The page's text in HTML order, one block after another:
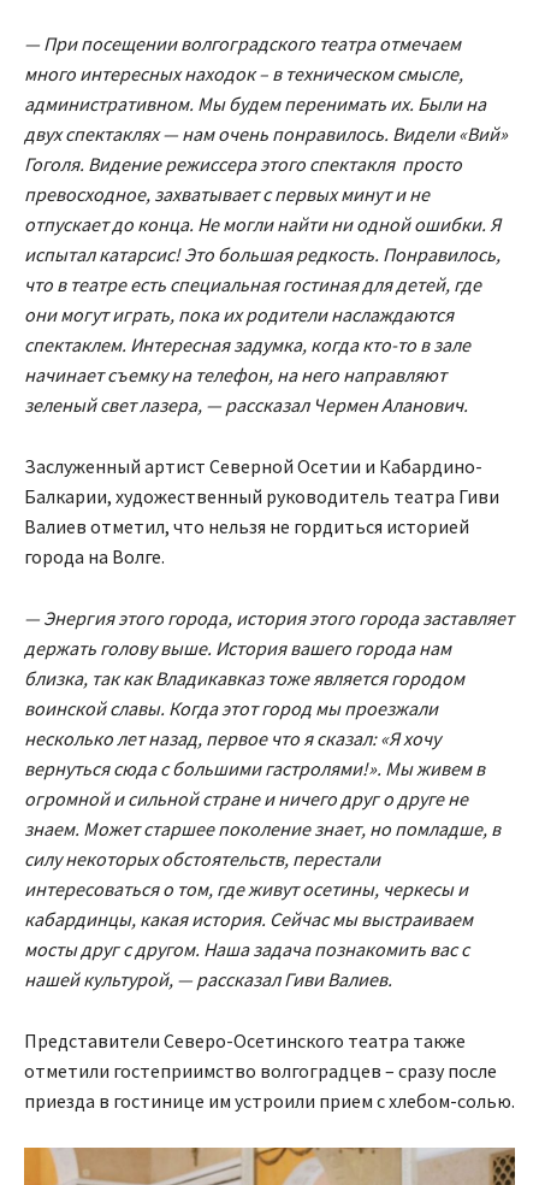
— При посещении волгоградского театра отмечаем
много интересных находок – в техническом смысле,
административном. Мы будем перенимать их. Были на
двух спектаклях — нам очень понравилось. Видели «Вий»
Гоголя. Видение режиссера этого спектакля просто
превосходное, захватывает с первых минут и не
отпускает до конца. Не могли найти ни одной ошибки. Я
испытал катарсис! Это большая редкость. Понравилось,
что в театре есть специальная гостиная для детей, где
они могут играть, пока их родители наслаждаются
спектаклем. Интересная задумка, когда кто-то в зале
начинает съемку на телефон, на него направляют
зеленый свет лазера, — рассказал Чермен Аланович.
Заслуженный артист Северной Осетии и Кабардино-
Балкарии, художественный руководитель театра Гиви
Валиев отметил, что нельзя не гордиться историей
города на Волге.
— Энергия этого города, история этого города заставляет
держать голову выше. История вашего города нам
близка, так как Владикавказ тоже является городом
воинской славы. Когда этот город мы проезжали
несколько лет назад, первое что я сказал: «Я хочу
вернуться сюда с большими гастролями!». Мы живем в
огромной и сильной стране и ничего друг о друге не
знаем. Может старшее поколение знает, но помладше, в
силу некоторых обстоятельств, перестали
интересоваться о том, где живут осетины, черкесы и
кабардинцы, какая история. Сейчас мы выстраиваем
мосты друг с другом. Наша задача познакомить вас с
нашей культурой, — рассказал Гиви Валиев.
Представители Северо-Осетинского театра также
отметили гостеприимство волгоградцев – сразу после
приезда в гостинице им устроили прием с хлебом-солью.